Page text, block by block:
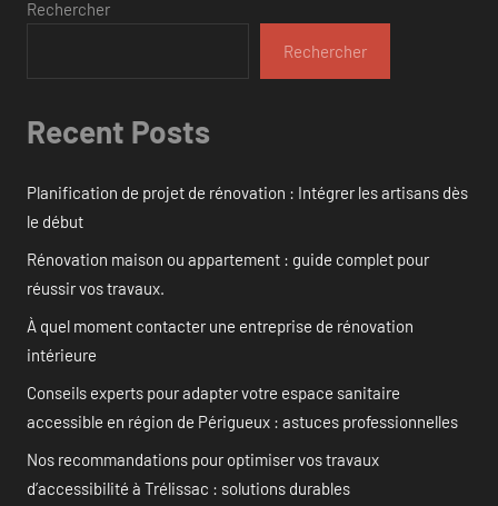
Rechercher
Rechercher
Recent Posts
Planification de projet de rénovation : Intégrer les artisans dès
le début
Rénovation maison ou appartement : guide complet pour
réussir vos travaux.
À quel moment contacter une entreprise de rénovation
intérieure
Conseils experts pour adapter votre espace sanitaire
accessible en région de Périgueux : astuces professionnelles
Nos recommandations pour optimiser vos travaux
d’accessibilité à Trélissac : solutions durables